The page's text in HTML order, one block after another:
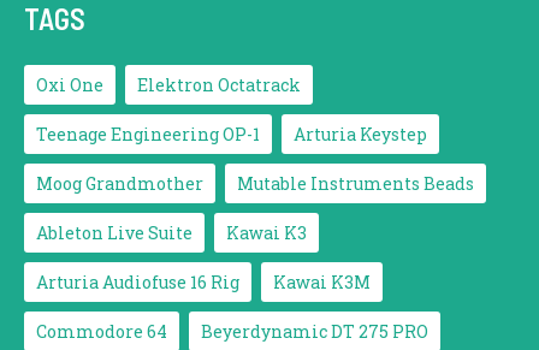
TAGS
Oxi One Elektron Octatrack
Teenage Engineering OP-1 Arturia Keystep
Moog Grandmother Mutable Instruments Beads
Ableton Live Suite Kawai K3
Arturia Audiofuse 16 Rig Kawai K3M
Commodore 64 Beyerdynamic DT 275 PRO